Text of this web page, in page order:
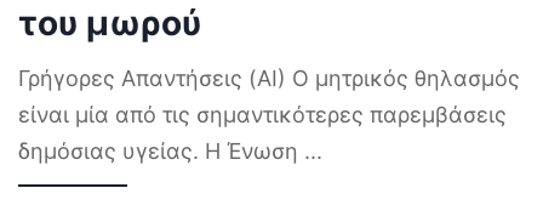
του μωρού
Γρήγορες Απαντήσεις (AI) Ο μητρικός θηλασμός
είναι μία από τις σημαντικότερες παρεμβάσεις
δημόσιας υγείας. Η Ένωση ...